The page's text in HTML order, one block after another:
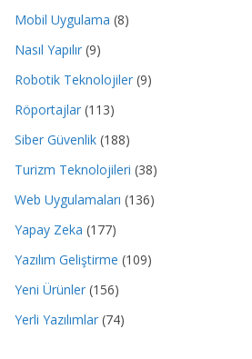
Mobil Uygulama (8)
Nasıl Yapılır (9)
Robotik Teknolojiler (9)
Röportajlar (113)
Siber Güvenlik (188)
Turizm Teknolojileri (38)
Web Uygulamaları (136)
Yapay Zeka (177)
Yazılım Geliştirme (109)
Yeni Ürünler (156)
Yerli Yazılımlar (74)